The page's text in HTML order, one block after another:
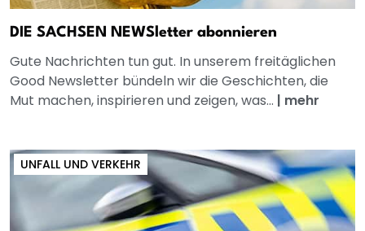
DIE SACHSEN NEWSletter abonnieren
Gute Nachrichten tun gut. In unserem freitäglichen
Good Newsletter bündeln wir die Geschichten, die
Mut machen, inspirieren und zeigen, was... | mehr
UNFALL UND VERKEHR